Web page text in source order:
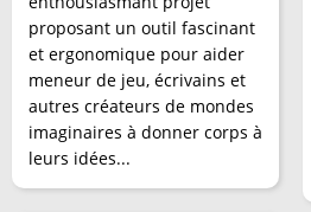
proposant un outil fascinant
et ergonomique pour aider
meneur de jeu, écrivains et
autres créateurs de mondes
imaginaires à donner corps à
leurs idées...